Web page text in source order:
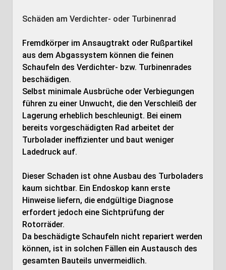
Schäden am Verdichter- oder Turbinenrad
Fremdkörper im Ansaugtrakt oder Rußpartikel
aus dem Abgassystem können die feinen
Schaufeln des Verdichter- bzw. Turbinenrades
beschädigen.
Selbst minimale Ausbrüche oder Verbiegungen
führen zu einer Unwucht, die den Verschleiß der
Lagerung erheblich beschleunigt. Bei einem
bereits vorgeschädigten Rad arbeitet der
Turbolader ineffizienter und baut weniger
Ladedruck auf.
Dieser Schaden ist ohne Ausbau des Turboladers
kaum sichtbar. Ein Endoskop kann erste
Hinweise liefern, die endgültige Diagnose
erfordert jedoch eine Sichtprüfung der
Rotorräder.
Da beschädigte Schaufeln nicht repariert werden
können, ist in solchen Fällen ein Austausch des
gesamten Bauteils unvermeidlich.